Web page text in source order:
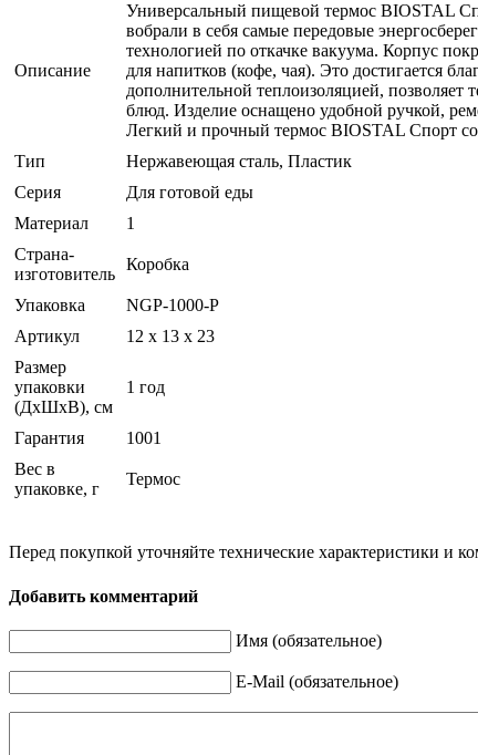
Описание
Универсальный пищевой термос BIOSTAL
вобрали в себя самые передовые
технологией по откачке вакуума. Корпус
для напитков (кофе, чая). Это достигается
дополнительной теплоизоляцией, позволяет
блюд. Изделие оснащено удобной ручкой,
Легкий и прочный термос BIOSTAL Спорт
Тип
Нержавеющая сталь, Пластик
Серия
Для готовой еды
Материал
1
Страна-
изготовитель
Коробка
Упаковка
NGP-1000-P
Артикул
12 х 13 х 23
Размер
упаковки
(ДхШхВ), см
1 год
Гарантия
1001
Вес в
упаковке, г
Термос
Перед покупкой уточняйте технические характеристики и
Добавить комментарий
Имя (обязательное)
E-Mail (обязательное)